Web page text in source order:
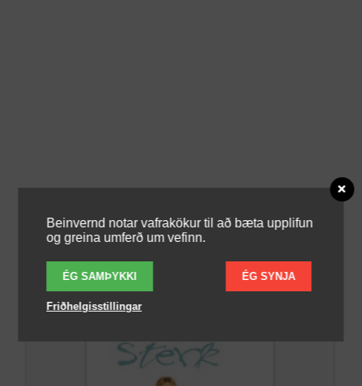
Beinvernd notar vafrakökur til að bæta upplifun
og greina umferð um vefinn.
ÉG SAMÞYKKI ÉG SYNJA
Friðhelgisstillingar